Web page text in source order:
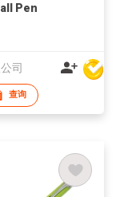
Pen
司
查询